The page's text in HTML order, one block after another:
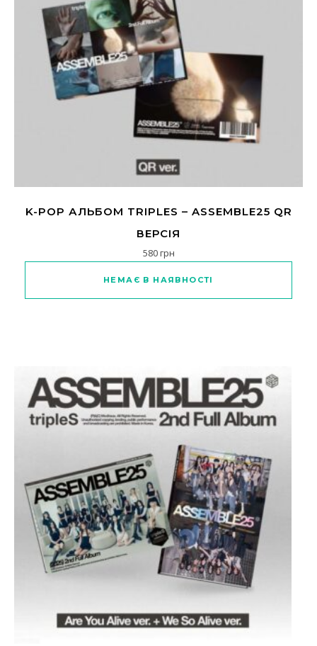
K-POP АЛЬБОМ TRIPLES – ASSEMBLE25 QR
ВЕРСІЯ
580грн
НЕМАЄ В НАЯВНОСТІ